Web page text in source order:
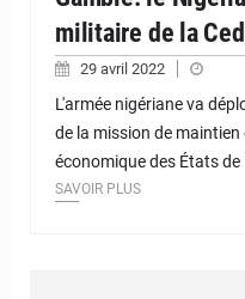
militaire de la
29 avril 2022
L'armée nigériane va
de la mission de
économique des États de
SAVOIR PLUS